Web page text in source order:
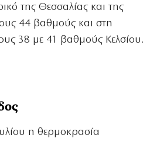
της Θεσσαλίας και της
44 βαθμούς και στη
38 με 41 βαθμούς Κελσίου.
η θερμοκρασία